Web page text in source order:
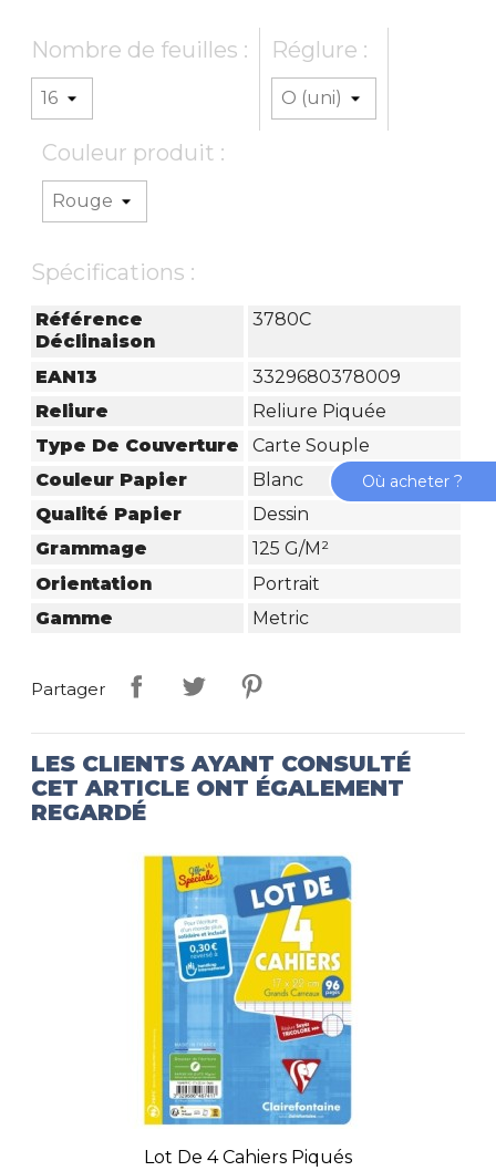
Nombre de feuilles : Réglure :
Couleur produit :
Spécifications :
Référence
Déclinaison
3780C
EAN13
3329680378009
Reliure
Reliure Piquée
Type De Couverture
Carte Souple
Couleur Papier
Blanc
Qualité Papier
Dessin
Grammage
125 G/m²
Orientation
Portrait
Gamme
Metric
Partager
LES CLIENTS AYANT CONSULTÉ
CET ARTICLE ONT ÉGALEMENT
REGARDÉ
Lot De 4 Cahiers Piqués
Où acheter ?